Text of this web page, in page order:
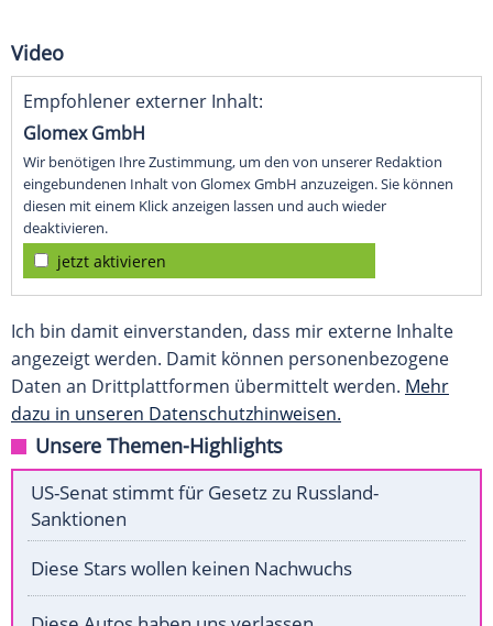
Video
Empfohlener externer Inhalt:
Glomex GmbH
Wir benötigen Ihre Zustimmung, um den von unserer Redaktion
eingebundenen Inhalt von Glomex GmbH anzuzeigen. Sie können
diesen mit einem Klick anzeigen lassen und auch wieder
deaktivieren.
jetzt aktivieren
Ich bin damit einverstanden, dass mir externe Inhalte
angezeigt werden. Damit können personenbezogene
Daten an Drittplattformen übermittelt werden. Mehr
dazu in unseren Datenschutzhinweisen.
Unsere Themen-Highlights
US-Senat stimmt für Gesetz zu Russland-
Sanktionen
Diese Stars wollen keinen Nachwuchs